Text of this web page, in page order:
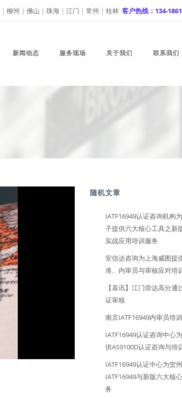
| 柳州 | 佛山 | 珠海 | 江门 | 常州 | 桂林 客户热线：134-
新闻动态 服务现场 关于我们 联系我们
随机文章
IATF16949认证咨询机构
子提供六大核心工具之新
实战应用培训服务
安信达咨询为上海威图提
准、内审员与审核应对培
【喜讯】江门崇达高分通
证审核
南京IATF16949内审员培训
IATF16949认证咨询中心
供AS9100D认证咨询与培
IATF16949认证中心为贺
IATF16949与新版六大核
务